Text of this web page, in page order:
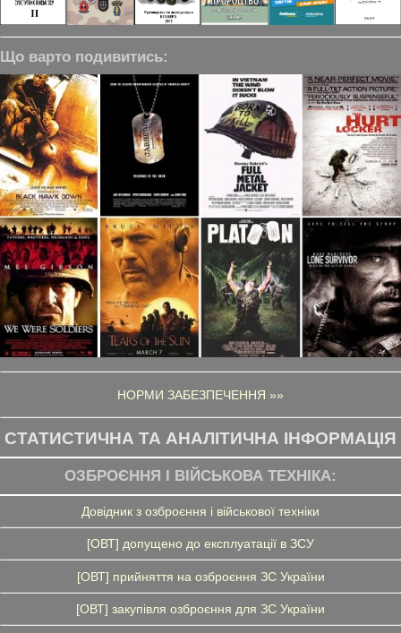
Що варто подивитись:
НОРМИ ЗАБЕЗПЕЧЕННЯ »»
СТАТИСТИЧНА ТА АНАЛІТИЧНА ІНФОРМАЦІЯ
ОЗБРОЄННЯ І ВІЙСЬКОВА ТЕХНІКА:
Довідник з озброєння і військової техніки
[ОВТ] допущено до експлуатації в ЗСУ
[ОВТ] прийняття на озброєння ЗС України
[ОВТ] закупівля озброєння для ЗС України